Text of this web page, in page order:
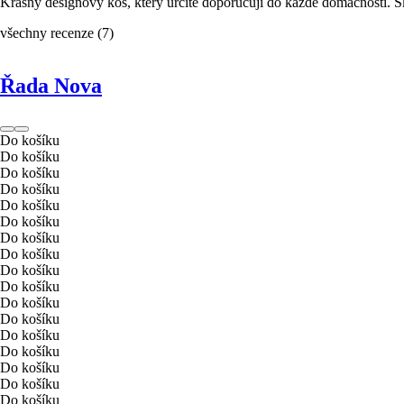
všechny recenze (7)
Řada Nova
Do košíku
Do košíku
Do košíku
Do košíku
Do košíku
Do košíku
Do košíku
Do košíku
Do košíku
Do košíku
Do košíku
Do košíku
Do košíku
Do košíku
Do košíku
Do košíku
Do košíku